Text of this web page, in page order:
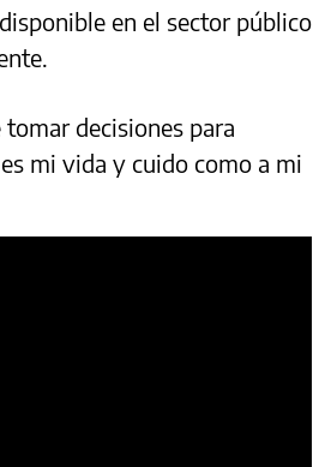
en el sector público
decisiones para
mi vida y cuido como a mi